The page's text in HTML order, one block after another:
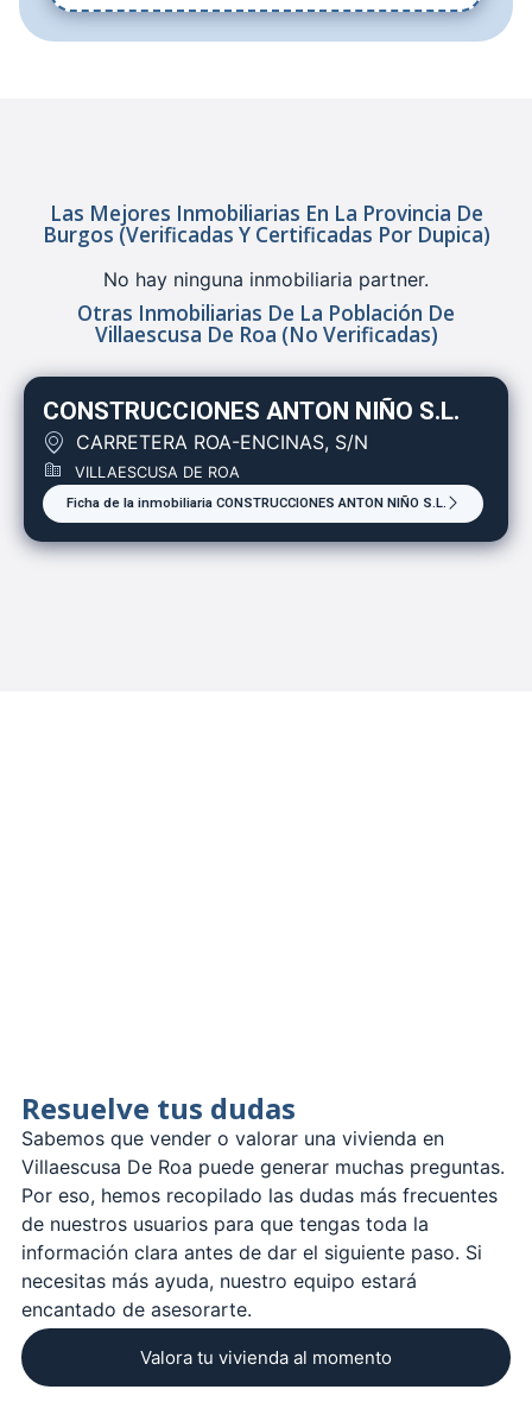
Las Mejores Inmobiliarias En La Provincia De
Burgos (verificadas Y Certificadas Por Dupica)
No hay ninguna inmobiliaria partner.
Otras Inmobiliarias De La Población De
Villaescusa De Roa (no Verificadas)
CONSTRUCCIONES ANTON NIÑO S.L.
CARRETERA ROA-ENCINAS, S/N
VILLAESCUSA DE ROA
Ficha de la inmobiliaria CONSTRUCCIONES ANTON NIÑO S.L.
Resuelve tus dudas
Sabemos que vender o valorar una vivienda en
Villaescusa De Roa puede generar muchas preguntas.
Por eso, hemos recopilado las dudas más frecuentes
de nuestros usuarios para que tengas toda la
información clara antes de dar el siguiente paso. Si
necesitas más ayuda, nuestro equipo estará
encantado de asesorarte.
Valora tu vivienda al momento